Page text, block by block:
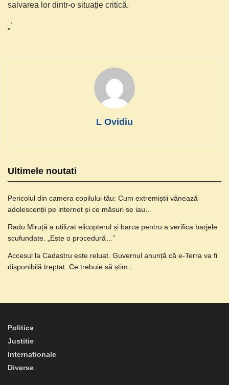
salvarea lor dintr-o situație critică.
„`
L Ovidiu
Ultimele noutati
Pericolul din camera copilului tău: Cum extremiștii vânează
adolescenții pe internet și ce măsuri se iau…
Radu Miruță a utilizat elicopterul și barca pentru a verifica barjele
scufundate. „Este o procedură…”
Accesul la Cadastru este reluat. Guvernul anunță că e-Terra va fi
disponibilă treptat. Ce trebuie să știm…
Politica
Justitie
Internationale
Diverse